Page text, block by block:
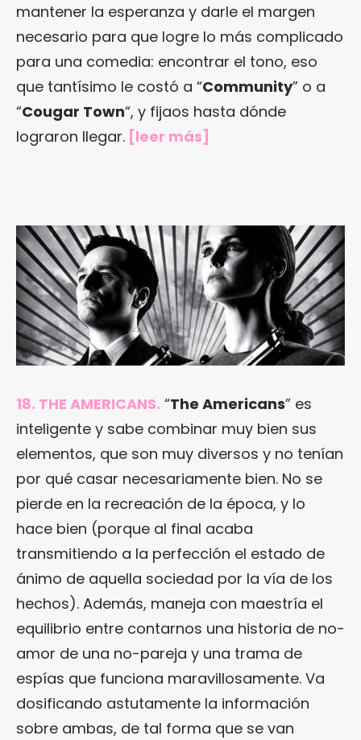
mantener la esperanza y darle el margen
necesario para que logre lo más complicado
para una comedia: encontrar el tono, eso
que tantísimo le costó a “Community” o a
“Cougar Town“, y fijaos hasta dónde
lograron llegar. [leer más]
18. THE AMERICANS. “The Americans” es
inteligente y sabe combinar muy bien sus
elementos, que son muy diversos y no tenían
por qué casar necesariamente bien. No se
pierde en la recreación de la época, y lo
hace bien (porque al final acaba
transmitiendo a la perfección el estado de
ánimo de aquella sociedad por la vía de los
hechos). Además, maneja con maestría el
equilibrio entre contarnos una historia de no-
amor de una no-pareja y una trama de
espías que funciona maravillosamente. Va
dosificando astutamente la información
sobre ambas, de tal forma que se van